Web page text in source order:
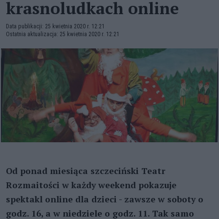
krasnoludkach online
Data publikacji: 25 kwietnia 2020 r. 12:21
Ostatnia aktualizacja: 25 kwietnia 2020 r. 12:21
Od ponad miesiąca szczeciński Teatr
Rozmaitości w każdy weekend pokazuje
spektakl online dla dzieci - zawsze w soboty o
godz. 16, a w niedziele o godz. 11. Tak samo